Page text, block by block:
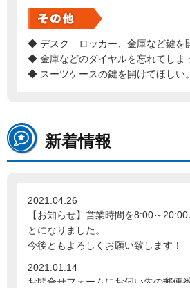
◆ デスク ロッカー、金庫など鍵を
◆ 金庫などのダイヤルを忘れてしま
◆ スーツケースの鍵を開けてほしい。
新着情報
2021.04.26
【お知らせ】営業時間を8:00～
とになりました。
今後ともよろしくお願い致します！
2021.01.14
お問合せフォームにお伺い先の郵便